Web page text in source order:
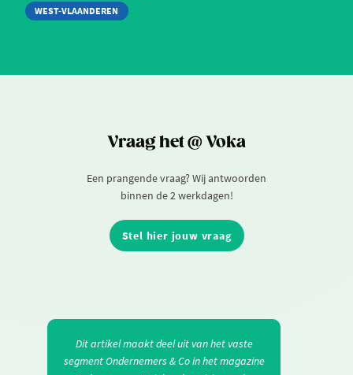
WEST-VLAANDEREN
Vraag het @ Voka
Een prangende vraag? Wij antwoorden
binnen de 2 werkdagen!
Stel hier jouw vraag
Dit artikel maakt deel uit van het vaste
segment Ondernemers & Co in het magazine